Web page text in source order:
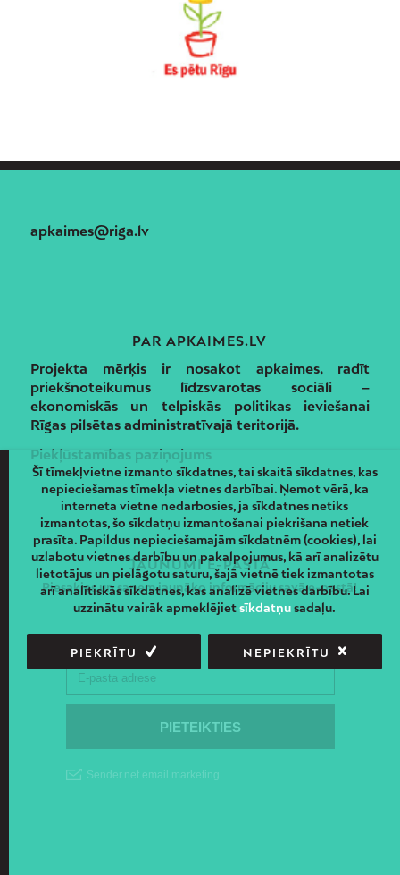
apkaimes@riga.lv
PAR APKAIMES.LV
Projekta mērķis ir nosakot apkaimes, radīt
priekšnoteikumus līdzsvarotas sociāli –
ekonomiskās un telpiskās politikas ieviešanai
Rīgas pilsētas administratīvajā teritorijā.
Piekļūstamības paziņojums
JAUNUMI E-PASTĀ
Piesakies un saņem jaunāko informāciju savā e-pastā!
Šī tīmekļvietne izmanto sīkdatnes, tai skaitā sīkdatnes, kas
nepieciešamas tīmekļa vietnes darbībai. Ņemot vērā, ka
interneta vietne nedarbosies, ja sīkdatnes netiks
izmantotas, šo sīkdatņu izmantošanai piekrišana netiek
prasīta. Papildus nepieciešamajām sīkdatnēm (cookies), lai
uzlabotu vietnes darbību un pakalpojumus, kā arī analizētu
lietotājus un pielāgotu saturu, šajā vietnē tiek izmantotas
arī analītiskās sīkdatnes, kas analizē vietnes darbību. Lai
uzzinātu vairāk apmeklējietsīkdatņusadaļu.
PIEKRĪTU NEPIEKRĪTU